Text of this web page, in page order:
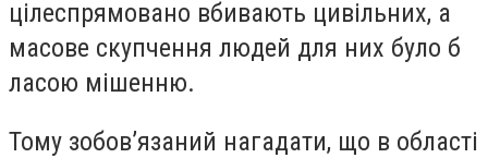
цілеспрямовано вбивають цивільних, а
масове скупчення людей для них було б
ласою мішенню.
Тому зобов’язаний нагадати, що в області